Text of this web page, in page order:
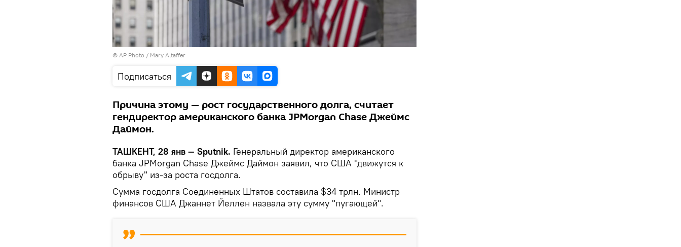
© AP Photo / Mary Altaffer
Подписаться
Причина этому — рост государственного долга, считает
гендиректор американского банка JPMorgan Chase Джеймс
Даймон.
ТАШКЕНТ, 28 янв — Sputnik. Генеральный директор американского
банка JPMorgan Chase Джеймс Даймон заявил, что США "движутся к
обрыву" из-за роста госдолга.
Сумма госдолга Соединенных Штатов составила $34 трлн. Министр
финансов США Джаннет Йеллен назвала эту сумму "пугающей".